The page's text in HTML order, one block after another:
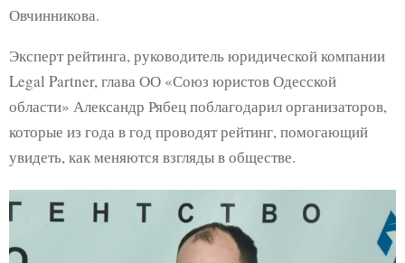
Овчинникова.
Эксперт рейтинга, руководитель юридической компании
Legal Partner, глава ОО «Союз юристов Одесской
области» Александр Рябец поблагодарил организаторов,
которые из года в год проводят рейтинг, помогающий
увидеть, как меняются взгляды в обществе.